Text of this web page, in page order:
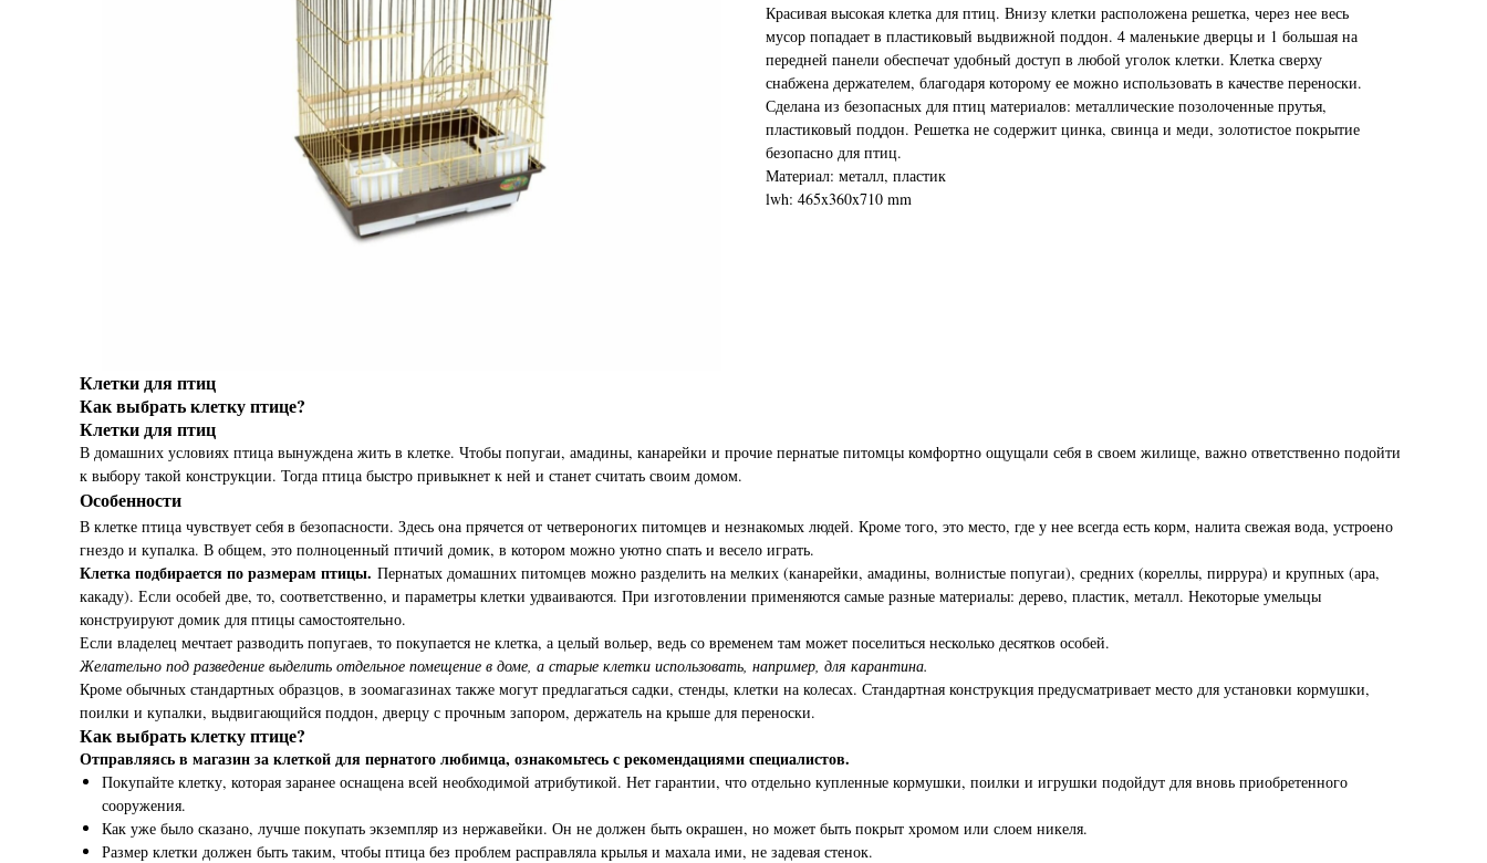
Красивая высокая клетка для птиц. Внизу клетки расположена решетка, через нее весь
мусор попадает в пластиковый выдвижной поддон. 4 маленькие дверцы и 1 большая на
передней панели обеспечат удобный доступ в любой уголок клетки. Клетка сверху
снабжена держателем, благодаря которому ее можно использовать в качестве переноски.
Сделана из безопасных для птиц материалов: металлические позолоченные прутья,
пластиковый поддон. Решетка не содержит цинка, свинца и меди, золотистое покрытие
безопасно для птиц.
Материал: металл, пластик
lwh: 465x360x710 mm
Клетки для птиц
Как выбрать клетку птице?
Клетки для птиц
В домашних условиях птица вынуждена жить в клетке. Чтобы попугаи, амадины, канарейки и прочие пернатые питомцы комфортно ощущали себя в своем жилище, важно ответственно подойти
к выбору такой конструкции. Тогда птица быстро привыкнет к ней и станет считать своим домом.
Особенности
В клетке птица чувствует себя в безопасности. Здесь она прячется от четвероногих питомцев и незнакомых людей. Кроме того, это место, где у нее всегда есть корм, налита свежая вода, устроено
гнездо и купалка. В общем, это полноценный птичий домик, в котором можно уютно спать и весело играть.
Клетка подбирается по размерам птицы. Пернатых домашних питомцев можно разделить на мелких (канарейки, амадины, волнистые попугаи), средних (кореллы, пиррура) и крупных (ара,
какаду). Если особей две, то, соответственно, и параметры клетки удваиваются. При изготовлении применяются самые разные материалы: дерево, пластик, металл. Некоторые умельцы
конструируют домик для птицы самостоятельно.
Если владелец мечтает разводить попугаев, то покупается не клетка, а целый вольер, ведь со временем там может поселиться несколько десятков особей.
Желательно под разведение выделить отдельное помещение в доме, а старые клетки использовать, например, для карантина.
Кроме обычных стандартных образцов, в зоомагазинах также могут предлагаться садки, стенды, клетки на колесах. Стандартная конструкция предусматривает место для установки кормушки,
поилки и купалки, выдвигающийся поддон, дверцу с прочным запором, держатель на крыше для переноски.
Как выбрать клетку птице?
Отправляясь в магазин за клеткой для пернатого любимца, ознакомьтесь с рекомендациями специалистов.
Покупайте клетку, которая заранее оснащена всей необходимой атрибутикой. Нет гарантии, что отдельно купленные кормушки, поилки и игрушки подойдут для вновь приобретенного
сооружения.
Как уже было сказано, лучше покупать экземпляр из нержавейки. Он не должен быть окрашен, но может быть покрыт хромом или слоем никеля.
Размер клетки должен быть таким, чтобы птица без проблем расправляла крылья и махала ими, не задевая стенок.